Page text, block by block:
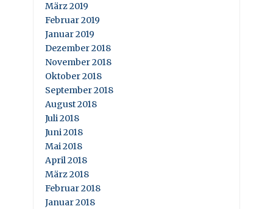
März 2019
Februar 2019
Januar 2019
Dezember 2018
November 2018
Oktober 2018
September 2018
August 2018
Juli 2018
Juni 2018
Mai 2018
April 2018
März 2018
Februar 2018
Januar 2018